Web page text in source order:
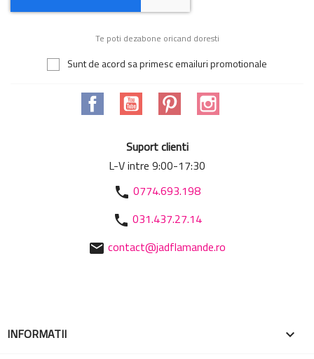
Te poti dezabone oricand doresti
Sunt de acord sa primesc emailuri promotionale
Facebook YouTube Pinterest
Suport clienti
L-V intre 9:00-17:30
phone 0774.693.198
phone 031.437.27.14
mail contact@jadflamande.ro
INFORMATII 